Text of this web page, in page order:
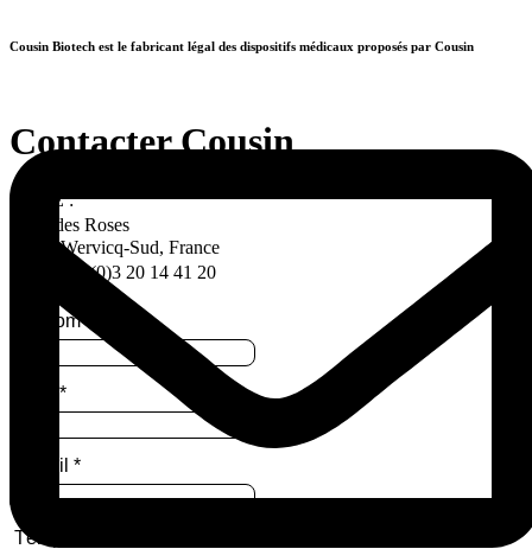
au
Cousin Biotech est le fabricant légal des dispositifs médicaux proposés par Cousin
Contacter Cousin
SIÈGE :
Allée des Roses
59117 Wervicq-Sud, France
Tél. +33 (0)3 20 14 41 20
Prénom
*
E-mail *
Téléphone